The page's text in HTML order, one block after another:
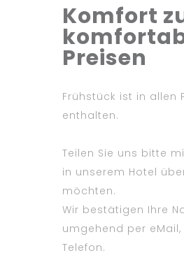
Komfort
Preisen
Frühstück ist in allen
enthalten.
Teilen Sie uns bitte
in unserem Hotel
möchten.
Wir bestätigen Ihre
umgehend per eMail,
Telefon.